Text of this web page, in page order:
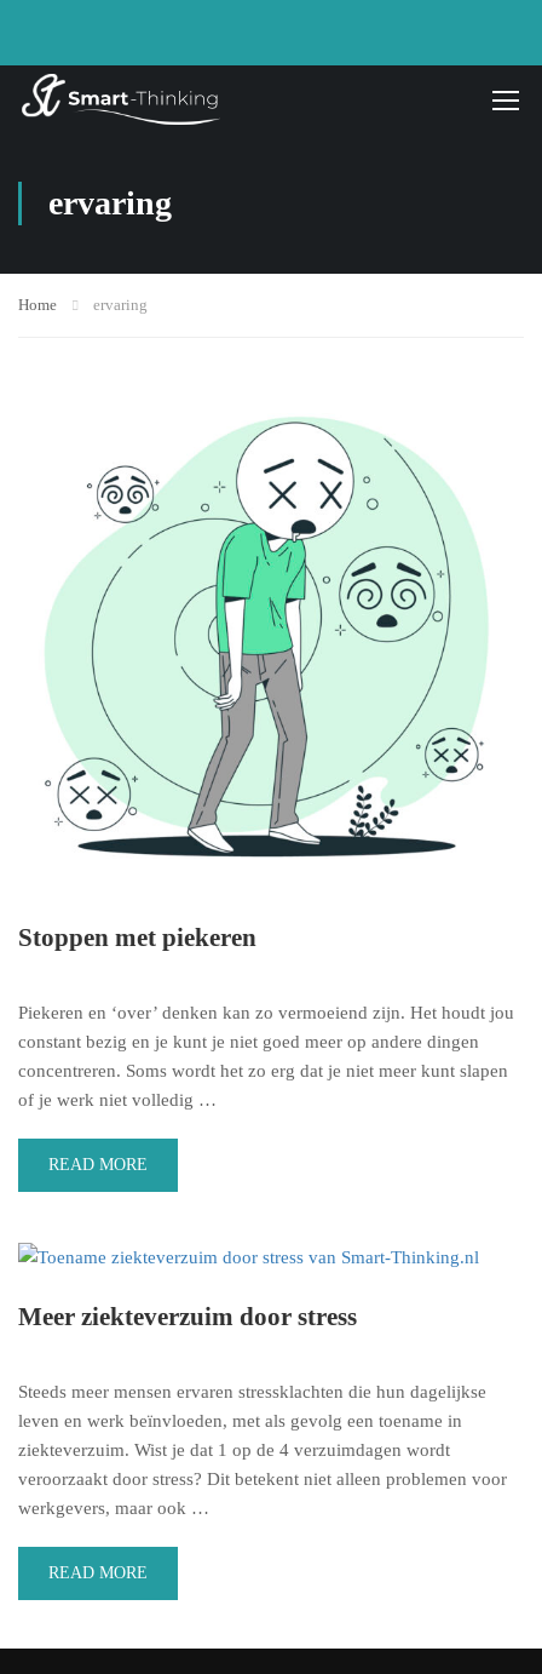
ervaring
Home ervaring
Stoppen met piekeren
Piekeren en ‘over’ denken kan zo vermoeiend zijn. Het houdt jou
constant bezig en je kunt je niet goed meer op andere dingen
concentreren. Soms wordt het zo erg dat je niet meer kunt slapen
of je werk niet volledig …
READ MORE
Meer ziekteverzuim door stress
Steeds meer mensen ervaren stressklachten die hun dagelijkse
leven en werk beïnvloeden, met als gevolg een toename in
ziekteverzuim. Wist je dat 1 op de 4 verzuimdagen wordt
veroorzaakt door stress? Dit betekent niet alleen problemen voor
werkgevers, maar ook …
READ MORE